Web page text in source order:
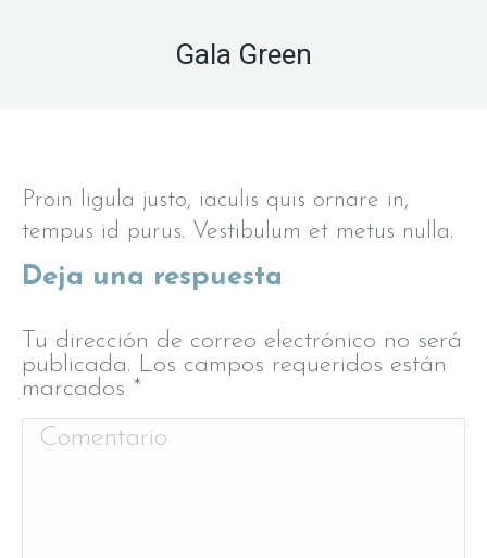
Gala Green
Proin ligula justo, iaculis quis ornare in,
tempus id purus. Vestibulum et metus nulla.
Deja una respuesta
Tu dirección de correo electrónico no será
publicada. Los campos requeridos están
marcados *
Comentario